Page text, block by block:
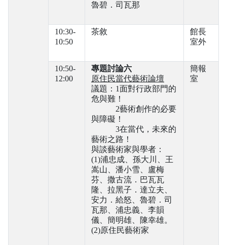
魯碧．司瓦那
10:30-
10:50
茶敘
館長
室外
10:50-
12:00
專題討論六
原住民當代藝術論壇
議題：1面對行政部門的
危與難！
2藝術創作的必要
與障礙！
3在當代，未來的
藝術之路！
與談藝術家與學者：
(1)浦忠成、孫大川、王
嵩山、潘小雪、盧梅
芬、撒古流．巴瓦瓦
隆、拉黑子．達立夫、
安力．給怒、魯碧．司
瓦那、浦忠義、李韻
儀、簡明雄、陳幸雄。
(2)原住民藝術家
簡報
室